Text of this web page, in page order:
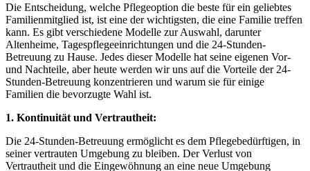
Die Entscheidung, welche Pflegeoption die beste für ein geliebtes
Familienmitglied ist, ist eine der wichtigsten, die eine Familie treffen
kann. Es gibt verschiedene Modelle zur Auswahl, darunter
Altenheime, Tagespflegeeinrichtungen und die 24-Stunden-
Betreuung zu Hause. Jedes dieser Modelle hat seine eigenen Vor-
und Nachteile, aber heute werden wir uns auf die Vorteile der 24-
Stunden-Betreuung konzentrieren und warum sie für einige
Familien die bevorzugte Wahl ist.
1. Kontinuität und Vertrautheit:
Die 24-Stunden-Betreuung ermöglicht es dem Pflegebedürftigen, in
seiner vertrauten Umgebung zu bleiben. Der Verlust von
Vertrautheit und die Eingewöhnung an eine neue Umgebung